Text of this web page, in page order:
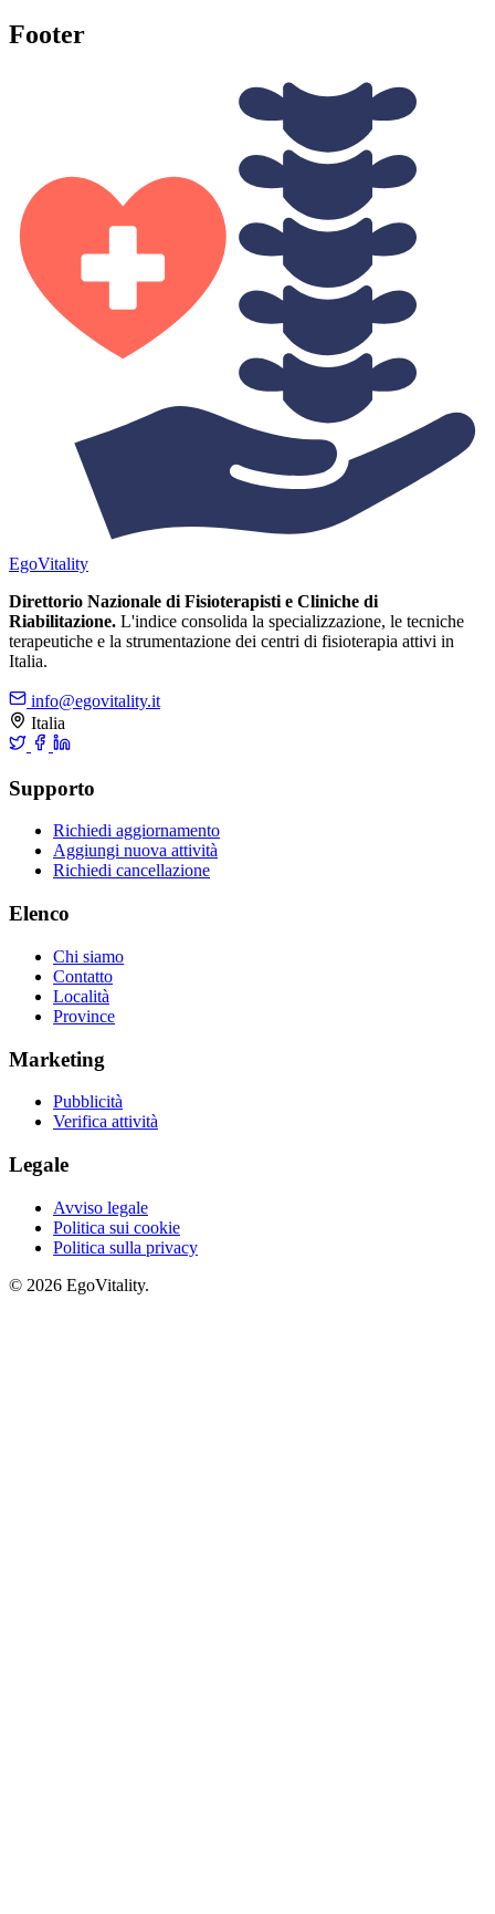
Footer
EgoVitality
Direttorio Nazionale di Fisioterapisti e Cliniche di
Riabilitazione. L'indice consolida la specializzazione, le tecniche
terapeutiche e la strumentazione dei centri di fisioterapia attivi in
Italia.
info@egovitality.it
Italia
Supporto
Richiedi aggiornamento
Aggiungi nuova attività
Richiedi cancellazione
Elenco
Chi siamo
Contatto
Località
Province
Marketing
Pubblicità
Verifica attività
Legale
Avviso legale
Politica sui cookie
Politica sulla privacy
© 2026 EgoVitality.